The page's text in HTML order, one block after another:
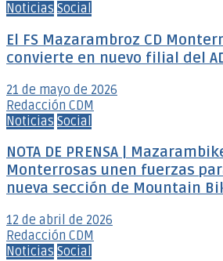
Noticias Social
El FS Mazarambroz CD
convierte en nuevo filial del
21 de mayo de 2026
Redacción CDM
Noticias Social
NOTA DE PRENSA |
Monterrosas unen fuerzas
nueva sección de Mountain
12 de abril de 2026
Redacción CDM
Noticias Social